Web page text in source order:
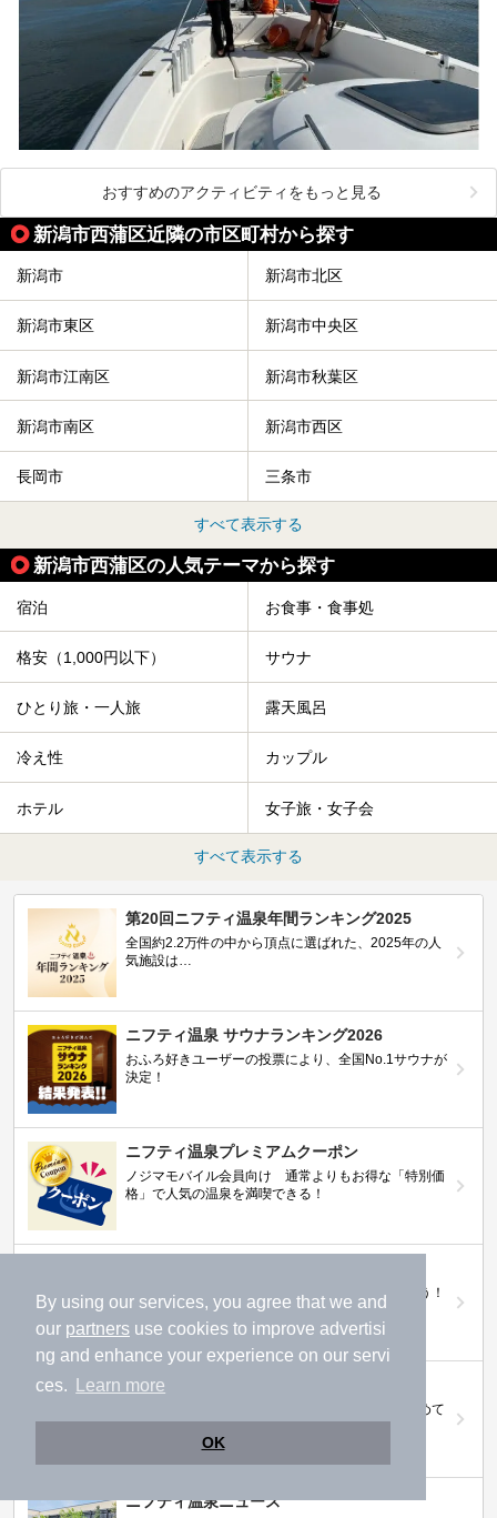
By using our services, you agree that we and
our partners use cookies to improve advertisi
ng and enhance your experience on our servi
ces.
Learn more
OK
おすすめのアクティビティをもっと見る
新潟市西蒲区近隣の市区町村から探す
新潟市 新潟市北区
新潟市東区 新潟市中央区
新潟市江南区 新潟市秋葉区
新潟市南区 新潟市西区
長岡市 三条市
すべて表示する
新潟市西蒲区の人気テーマから探す
宿泊 お食事・食事処
格安（1,000円以下） サウナ
ひとり旅・一人旅 露天風呂
冷え性 カップル
ホテル 女子旅・女子会
すべて表示する
第20回ニフティ温泉年間ランキング2025
全国約2.2万件の中から頂点に選ばれた、2025年の人
気施設は…
ニフティ温泉 サウナランキング2026
おふろ好きユーザーの投票により、全国No.1サウナが
決定！
ニフティ温泉プレミアムクーポン
ノジマモバイル会員向け 通常よりもお得な「特別価
格」で人気の温泉を満喫できる！
行ってみたい施設に投票してプレゼントを当てよう！
（全10回開催 / 合計260名様）
岩盤浴特集
日本全国の岩盤浴情報だけをピックアップ。まとめて
検索！
ニフティ温泉ニュース